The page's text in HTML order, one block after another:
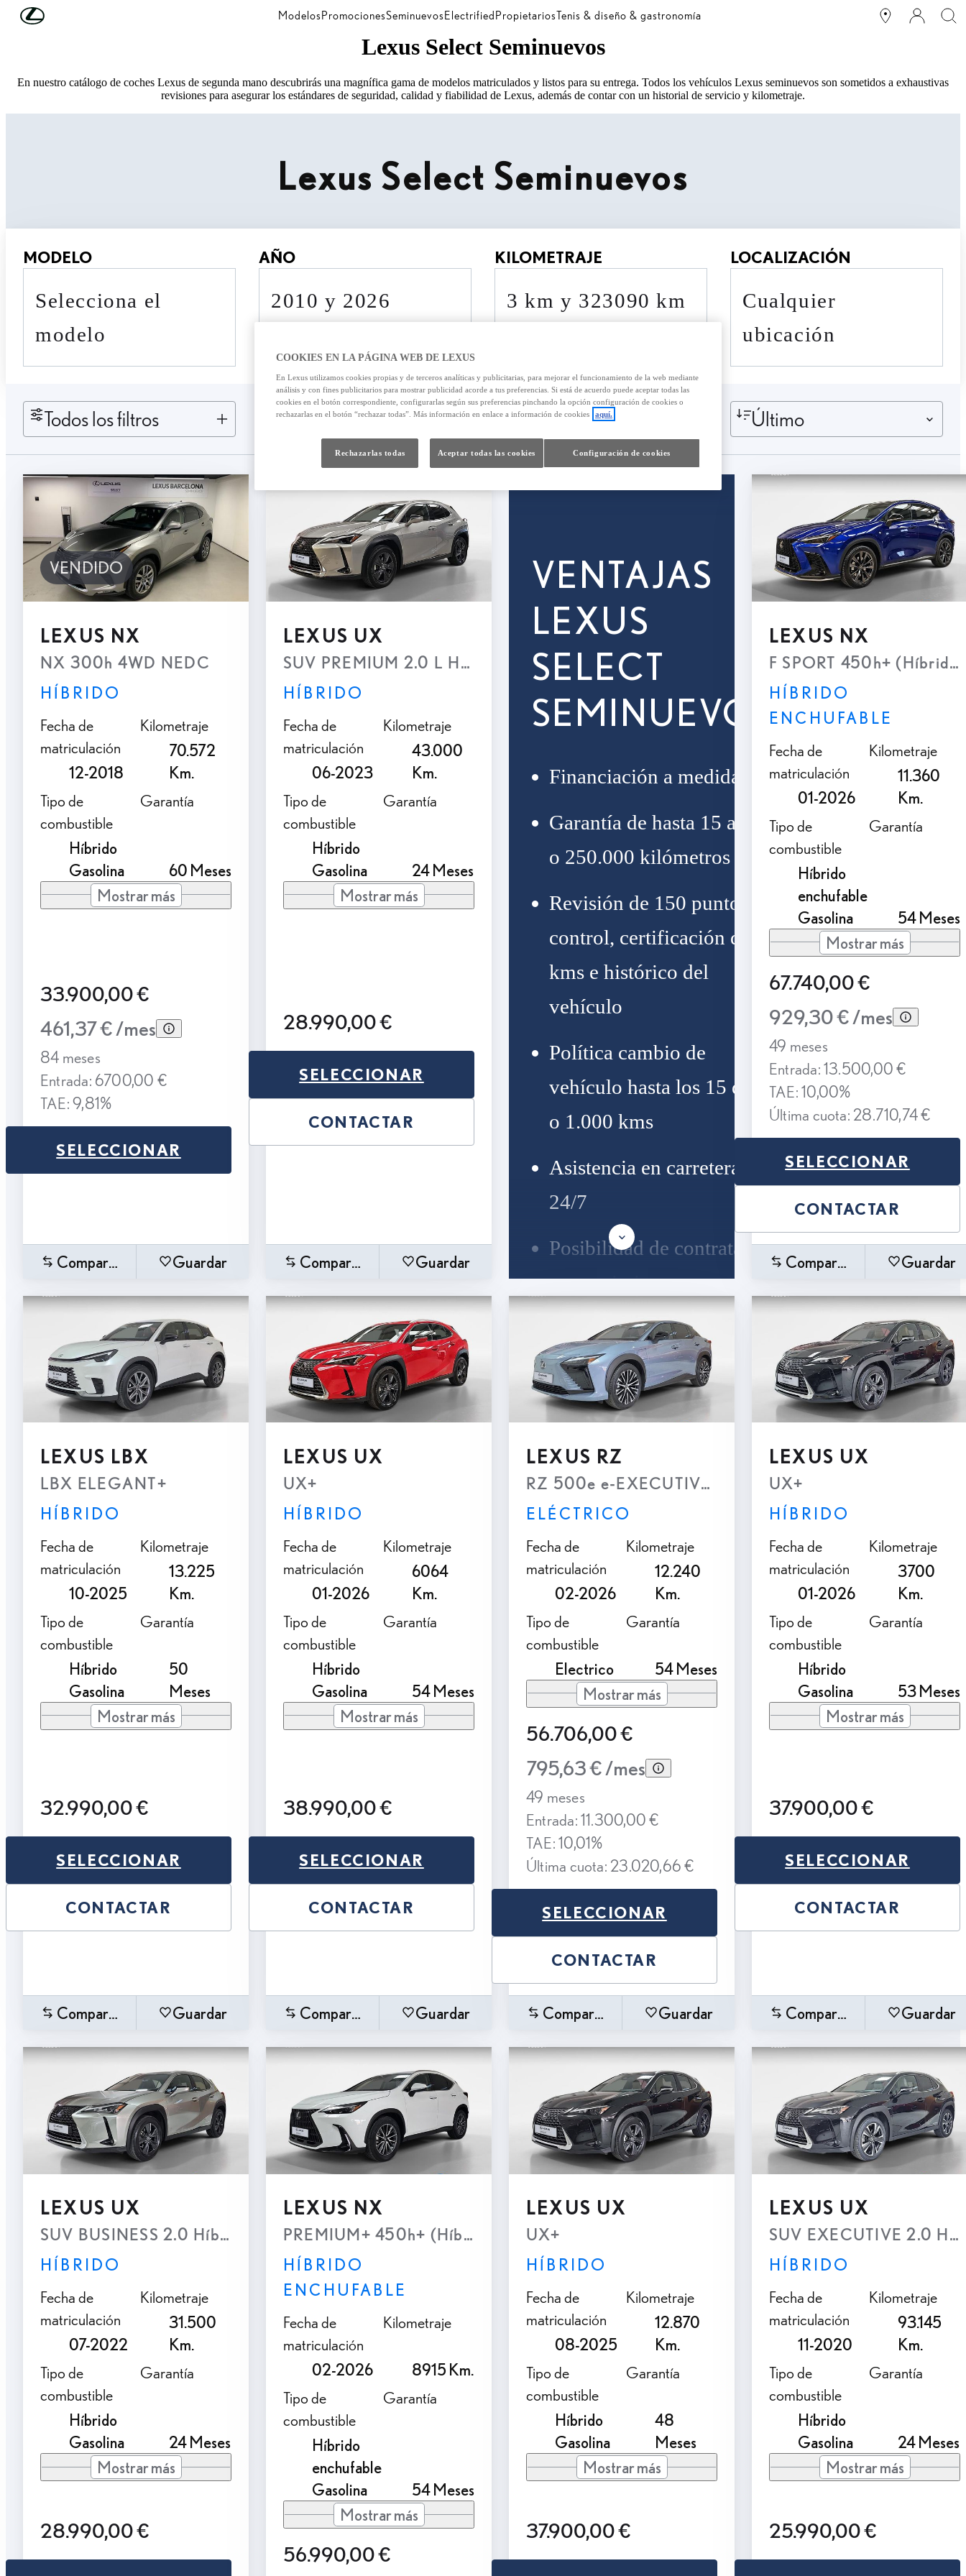
Skip to Main Content ModelosPromocionesSeminuevosElectrifiedPropietariosTenis & diseño & gastronomía
Lexus Select Seminuevos
En nuestro catálogo de coches Lexus de segunda mano descubrirás una magnífica gama de modelos matriculados y listos para su entrega. Todos los vehículos Lexus seminuevos son sometidos a exhaustivas
revisiones para asegurar los estándares de seguridad, calidad y fiabilidad de Lexus, además de contar con un historial de servicio y kilometraje.
Lexus Select Seminuevos
MODELO
Selecciona el
modelo
AÑO
2010 y 2026
KILOMETRAJE
3 km y 323090 km
LOCALIZACIÓN
cualquier
ubicación
Todos los filtros 605resultados Último
VENDIDO
LEXUS NX
NX 300h 4WD NEDC
HÍBRIDO
Fecha de
matriculación
12-2018
Kilometraje
70.572
Km.
Tipo de
combustible
Híbrido
Gasolina
Garantía
60 Meses
Mostrar más
33.900,00 €
461,37 € /mes
84 meses
Entrada: 6700,00 €
TAE: 9,81%
SELECCIONAR
Comparar Guardar
LEXUS UX
SUV PREMIUM 2.0 L Híbrido (2WD)
HÍBRIDO
Fecha de
matriculación
06-2023
Kilometraje
43.000
Km.
Tipo de
combustible
Híbrido
Gasolina
Garantía
24 Meses
Mostrar más
28.990,00 €
SELECCIONAR
CONTACTAR
Comparar Guardar
VENTAJAS
LEXUS
SELECT
SEMINUEVOS
Financiación a medida
Garantía de hasta 15 años
o 250.000 kilómetros
Revisión de 150 puntos de
control, certificación de
kms e histórico del
vehículo
Política cambio de
vehículo hasta los 15 días
o 1.000 kms
Asistencia en carretera
24/7
Posibilidad de contratar el
mantenimiento, seguro y
accesorios
Asesoramiento
personalizado por
LEXUS NX
F SPORT 450h+ (Híbrido
HÍBRIDO
ENCHUFABLE
Fecha de
matriculación
01-2026
Kilometraje
11.360
Km.
Tipo de
combustible
Híbrido
enchufable
Gasolina
Garantía
54 Meses
Mostrar más
67.740,00 €
929,30 € /mes
49 meses
Entrada: 13.500,00 €
TAE: 10,00%
Última cuota: 28.710,74 €
SELECCIONAR
CONTACTAR
Comparar Guardar
LEXUS LBX
LBX ELEGANT+
HÍBRIDO
Fecha de
matriculación
10-2025
Kilometraje
13.225
Km.
Tipo de
combustible
Híbrido
Gasolina
Garantía
50
Meses
Mostrar más
32.990,00 €
SELECCIONAR
CONTACTAR
Comparar Guardar
LEXUS UX
UX+
HÍBRIDO
Fecha de
matriculación
01-2026
Kilometraje
6064
Km.
Tipo de
combustible
Híbrido
Gasolina
Garantía
54 Meses
Mostrar más
38.990,00 €
SELECCIONAR
CONTACTAR
Comparar Guardar
LEXUS RZ
RZ 500e e-EXECUTIVE AWD
ELÉCTRICO
Fecha de
matriculación
02-2026
Kilometraje
12.240
Km.
Tipo de
combustible
Electrico
Garantía
54 Meses
Mostrar más
56.706,00 €
795,63 € /mes
49 meses
Entrada: 11.300,00 €
TAE: 10,01%
Última cuota: 23.020,66 €
SELECCIONAR
CONTACTAR
Comparar Guardar
LEXUS UX
UX+
HÍBRIDO
Fecha de
matriculación
01-2026
Kilometraje
3700
Km.
Tipo de
combustible
Híbrido
Gasolina
Garantía
53 Meses
Mostrar más
37.900,00 €
SELECCIONAR
CONTACTAR
Comparar Guardar
LEXUS UX
SUV BUSINESS 2.0 Híbrido Gasolina Transmisión Automatica e-CVT (4X2)
HÍBRIDO
Fecha de
matriculación
07-2022
Kilometraje
31.500
Km.
Tipo de
combustible
Híbrido
Gasolina
Garantía
24 Meses
Mostrar más
28.990,00 €
LEXUS NX
PREMIUM+ 450h+ (Híbrido Enchufable)
HÍBRIDO
ENCHUFABLE
Fecha de
matriculación
02-2026
Kilometraje
8915 Km.
Tipo de
combustible
Híbrido
enchufable
Gasolina
Garantía
54 Meses
Mostrar más
56.990,00 €
LEXUS UX
UX+
HÍBRIDO
Fecha de
matriculación
08-2025
Kilometraje
12.870
Km.
Tipo de
combustible
Híbrido
Gasolina
Garantía
48
Meses
Mostrar más
37.900,00 €
LEXUS UX
SUV EXECUTIVE 2.0
HÍBRIDO
Fecha de
matriculación
11-2020
Kilometraje
93.145
Km.
Tipo de
combustible
Híbrido
Gasolina
Garantía
24 Meses
Mostrar más
25.990,00 €
COOKIES EN LA PÁGINA WEB DE LEXUS
En Lexus utilizamos cookies propias y de terceros analíticas y publicitarias, para mejorar el funcionamiento de la web mediante
análisis y con fines publicitarios para mostrar publicidad acorde a tus preferencias. Si está de acuerdo puede aceptar todas las
cookies en el botón correspondiente, configurarlas según sus preferencias pinchando la opción configuración de cookies o
rechazarlas en el botón “rechazar todas”. Más información en enlace a información de cookies
aquí.
Configuración de cookies
Rechazarlas todas Aceptar todas las cookies